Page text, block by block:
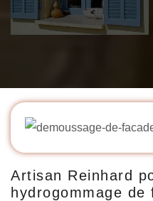
Artisan Reinhard
hydrogommage de